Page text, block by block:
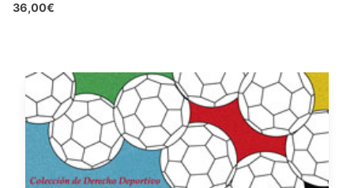
36,00€